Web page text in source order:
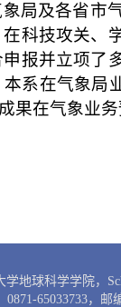
局及各省市
在科技攻关、
申报并立项了
系在气象局
果在气象业
地球科学学院，
65033733，邮